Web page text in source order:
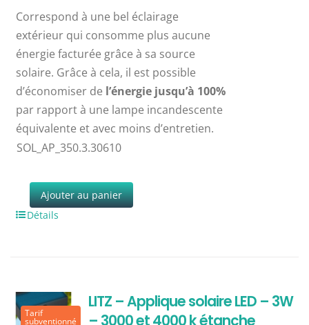
Correspond à une bel éclairage
extérieur qui consomme plus aucune
énergie facturée grâce à sa source
solaire. Grâce à cela, il est possible
d’économiser de l’énergie jusqu’à 100%
par rapport à une lampe incandescente
équivalente et avec moins d’entretien.
SOL_AP_350.3.30610
Ajouter au panier
Détails
Tarif
subventionné
LITZ – Applique solaire LED – 3W
– 3000 et 4000 k étanche